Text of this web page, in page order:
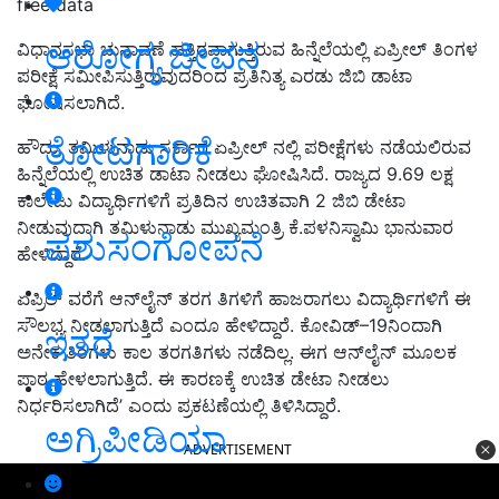
ಆರೋಗ್ಯ ಜೀವನ
ತೋಟಗಾರಿಕೆ
ಪಶುಸಂಗೋಪನೆ
ಇತರೆ
ಅಗ್ರಿಪೀಡಿಯಾ
ವಿಧಾನಸಭಾ ಚುನಾವಣೆ ಹತ್ತಿರವಾಗುತ್ತಿರುವ ಹಿನ್ನೆಲೆಯಲ್ಲಿ ಏಪ್ರೀಲ್ ತಿಂಗಳ
ಪರೀಕ್ಷೆ ಸಮೀಪಿಸುತ್ತಿರುವುದರಿಂದ ಪ್ರತಿನಿತ್ಯ ಎರಡು ಜಿಬಿ ಡಾಟಾ
ಘೋಷಿಸಲಾಗಿದೆ.
ಹೌದು, ತಮಿಳುನಾಡು ಸರ್ಕಾರ ಏಪ್ರೀಲ್ ನಲ್ಲಿ ಪರೀಕ್ಷೆಗಳು ನಡೆಯಲಿರುವ
ಹಿನ್ನೆಲೆಯಲ್ಲಿ ಉಚಿತ ಡಾಟಾ ನೀಡಲು ಘೋಷಿಸಿದೆ. ರಾಜ್ಯದ 9.69 ಲಕ್ಷ
ಕಾಲೇಜು ವಿದ್ಯಾರ್ಥಿಗಳಿಗೆ ಪ್ರತಿದಿನ ಉಚಿತವಾಗಿ 2 ಜಿಬಿ ಡೇಟಾ
ನೀಡುವುದಾಗಿ ತಮಿಳುನಾಡು ಮುಖ್ಯಮಂತ್ರಿ ಕೆ.ಪಳನಿಸ್ವಾಮಿ ಭಾನುವಾರ
ಹೇಳಿದ್ದಾರೆ.
ಏಪ್ರಿಲ್‌ ವರೆಗೆ ಆನ್‌ಲೈನ್‌ ತರಗ ತಿಗಳಿಗೆ ಹಾಜರಾಗಲು ವಿದ್ಯಾರ್ಥಿಗಳಿಗೆ ಈ
ಸೌಲಭ್ಯ ನೀಡಲಾಗುತ್ತಿದೆ ಎಂದೂ ಹೇಳಿದ್ದಾರೆ. ಕೋವಿಡ್‌–19ನಿಂದಾಗಿ
ಅನೇಕ ತಿಂಗಳು ಕಾಲ ತರಗತಿಗಳು ನಡೆದಿಲ್ಲ. ಈಗ ಆನ್‌ಲೈನ್‌ ಮೂಲಕ
ಪಾಠ ಹೇಳಲಾಗುತ್ತಿದೆ. ಈ ಕಾರಣಕ್ಕೆ ಉಚಿತ ಡೇಟಾ ನೀಡಲು
ನಿರ್ಧರಿಸಲಾಗಿದೆ’ ಎಂದು ಪ್ರಕಟಣೆಯಲ್ಲಿ ತಿಳಿಸಿದ್ದಾರೆ.
ADVERTISEMENT